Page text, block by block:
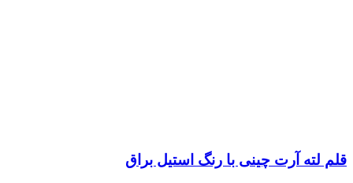
قلم لته آرت چینی با رنگ استیل براق